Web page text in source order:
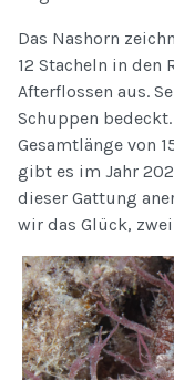
Das Nashorn
12 Stacheln in den
Afterflossen aus.
Schuppen
Gesamtlänge von
gibt es im Jahr
dieser Gattung
wir das Glück,